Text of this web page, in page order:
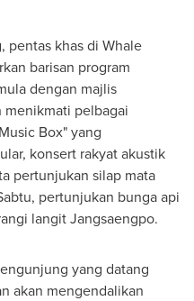
pentas khas di Whale
barisan program
dengan majlis
pelbagai
Box" yang
konsert rakyat akustik
pertunjukan silap mata
pertunjukan bunga api
langit Jangsaengpo.
yang datang
akan mengendalikan